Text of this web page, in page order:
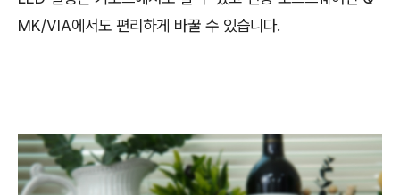
MK/VIA에서도 편리하게 바꿀 수 있습니다.